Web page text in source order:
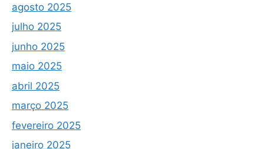
agosto 2025
julho 2025
junho 2025
maio 2025
abril 2025
março 2025
fevereiro 2025
janeiro 2025